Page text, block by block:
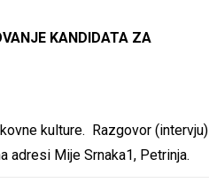
KANDIDATA ZA
kulture. Razgovor (intervju)
adresi Mije Srnaka1, Petrinja.